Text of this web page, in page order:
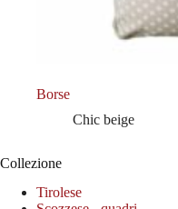
Borse
Chic beige
Collezione
Tirolese